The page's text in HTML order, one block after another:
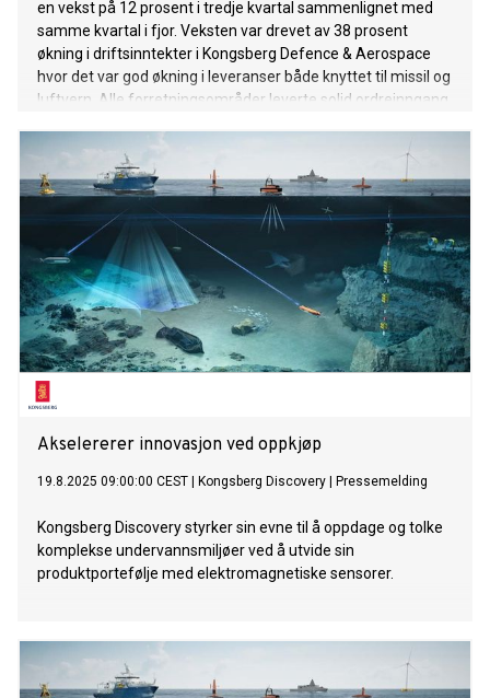
en vekst på 12 prosent i tredje kvartal sammenlignet med
samme kvartal i fjor. Veksten var drevet av 38 prosent
økning i driftsinntekter i Kongsberg Defence & Aerospace
hvor det var god økning i leveranser både knyttet til missil og
luftvern. Alle forretningsområder leverte solid ordreinngang,
tårnløsninger, integrerte fartøysleveranser til
nybyggingsmarkedet og autonome undervannsfarkoster
var viktige drivere for ordreinngangen i kvartalet.
Akselererer innovasjon ved oppkjøp
19.8.2025 09:00:00 CEST Kongsberg Discovery Pressemelding
Kongsberg Discovery styrker sin evne til å oppdage og tolke
komplekse undervannsmiljøer ved å utvide sin
produktportefølje med elektromagnetiske sensorer.